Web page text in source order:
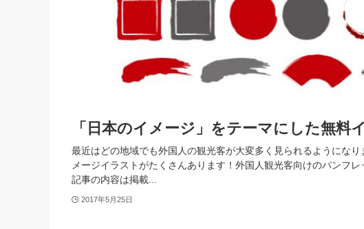
「日本のイメージ」をテーマにした無料
最近はどの地域でも外国人の観光客が大変多く見られるようにな
メージイラストがたくさんあります！外国人観光客向けのパンフ
記事の内容は掲載...
2017年5月25日